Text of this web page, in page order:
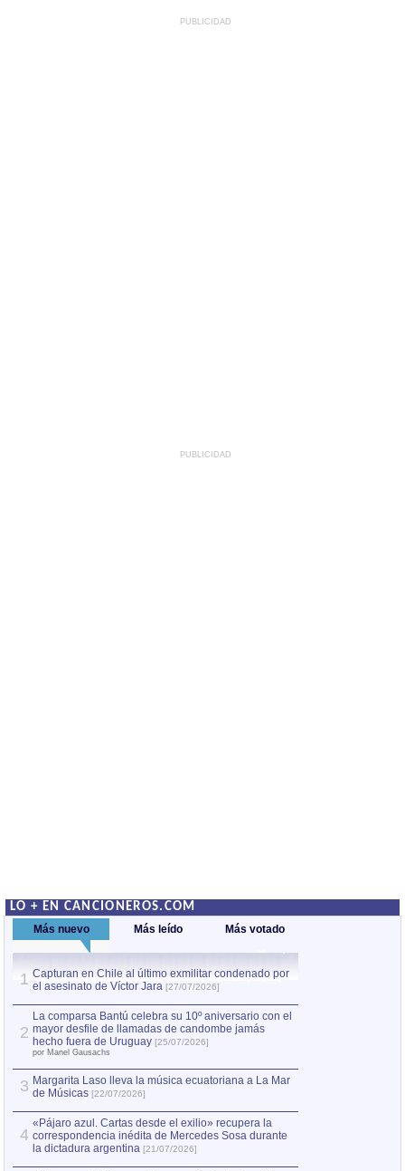
PUBLICIDAD
PUBLICIDAD
LO + EN CANCIONEROS.COM
Más nuevo Más leído Más votado
1 Capturan en Chile al último exmilitar condenado por
el asesinato de Víctor Jara [27/07/2026]
2
La comparsa Bantú celebra su 10º aniversario con el
mayor desfile de llamadas de candombe jamás
hecho fuera de Uruguay [25/07/2026]
por Manel Gausachs
3 Margarita Laso lleva la música ecuatoriana a La Mar
de Músicas [22/07/2026]
4
«Pájaro azul. Cartas desde el exilio» recupera la
correspondencia inédita de Mercedes Sosa durante
la dictadura argentina [21/07/2026]